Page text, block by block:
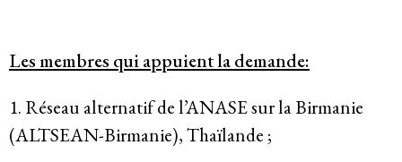
Les membres qui appuient la demande:
1. Réseau alternatif de l’ANASE sur la Birmanie
(ALTSEAN-Birmanie), Thaïlande ;